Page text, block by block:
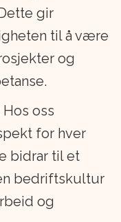
gir
til å være
og
Hos oss
for hver
bidrar til et
bedriftskultur
og